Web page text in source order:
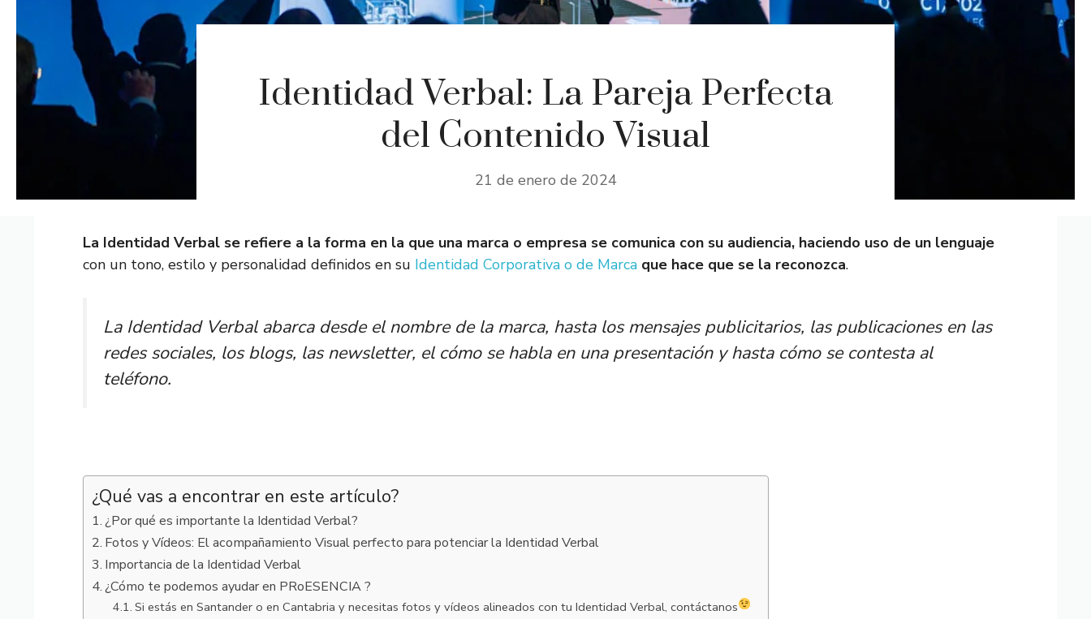
Identidad Verbal: La Pareja Perfecta
del Contenido Visual
21 de enero de 2024
La Identidad Verbal se refiere a la forma en la que una marca o empresa se comunica con su audiencia, haciendo uso de un lenguaje
con un tono, estilo y personalidad definidos en su Identidad Corporativa o de Marca que hace que se la reconozca.
La Identidad Verbal abarca desde el nombre de la marca, hasta los mensajes publicitarios, las publicaciones en las
redes sociales, los blogs, las newsletter, el cómo se habla en una presentación y hasta cómo se contesta al
teléfono.
¿Qué vas a encontrar en este artículo?
¿Por qué es importante la Identidad Verbal?
Fotos y Vídeos: El acompañamiento Visual perfecto para potenciar la Identidad Verbal
Importancia de la Identidad Verbal
¿Cómo te podemos ayudar en PRoESENCIA ?
Si estás en Santander o en Cantabria y necesitas fotos y vídeos alineados con tu Identidad Verbal, contáctanos